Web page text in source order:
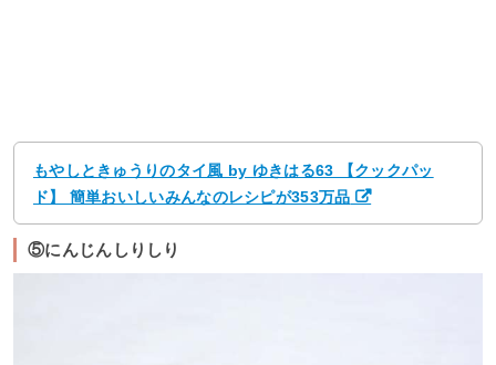
もやしときゅうりのタイ風 by ゆきはる63 【クックパッ
ド】 簡単おいしいみんなのレシピが353万品
⑤にんじんしりしり